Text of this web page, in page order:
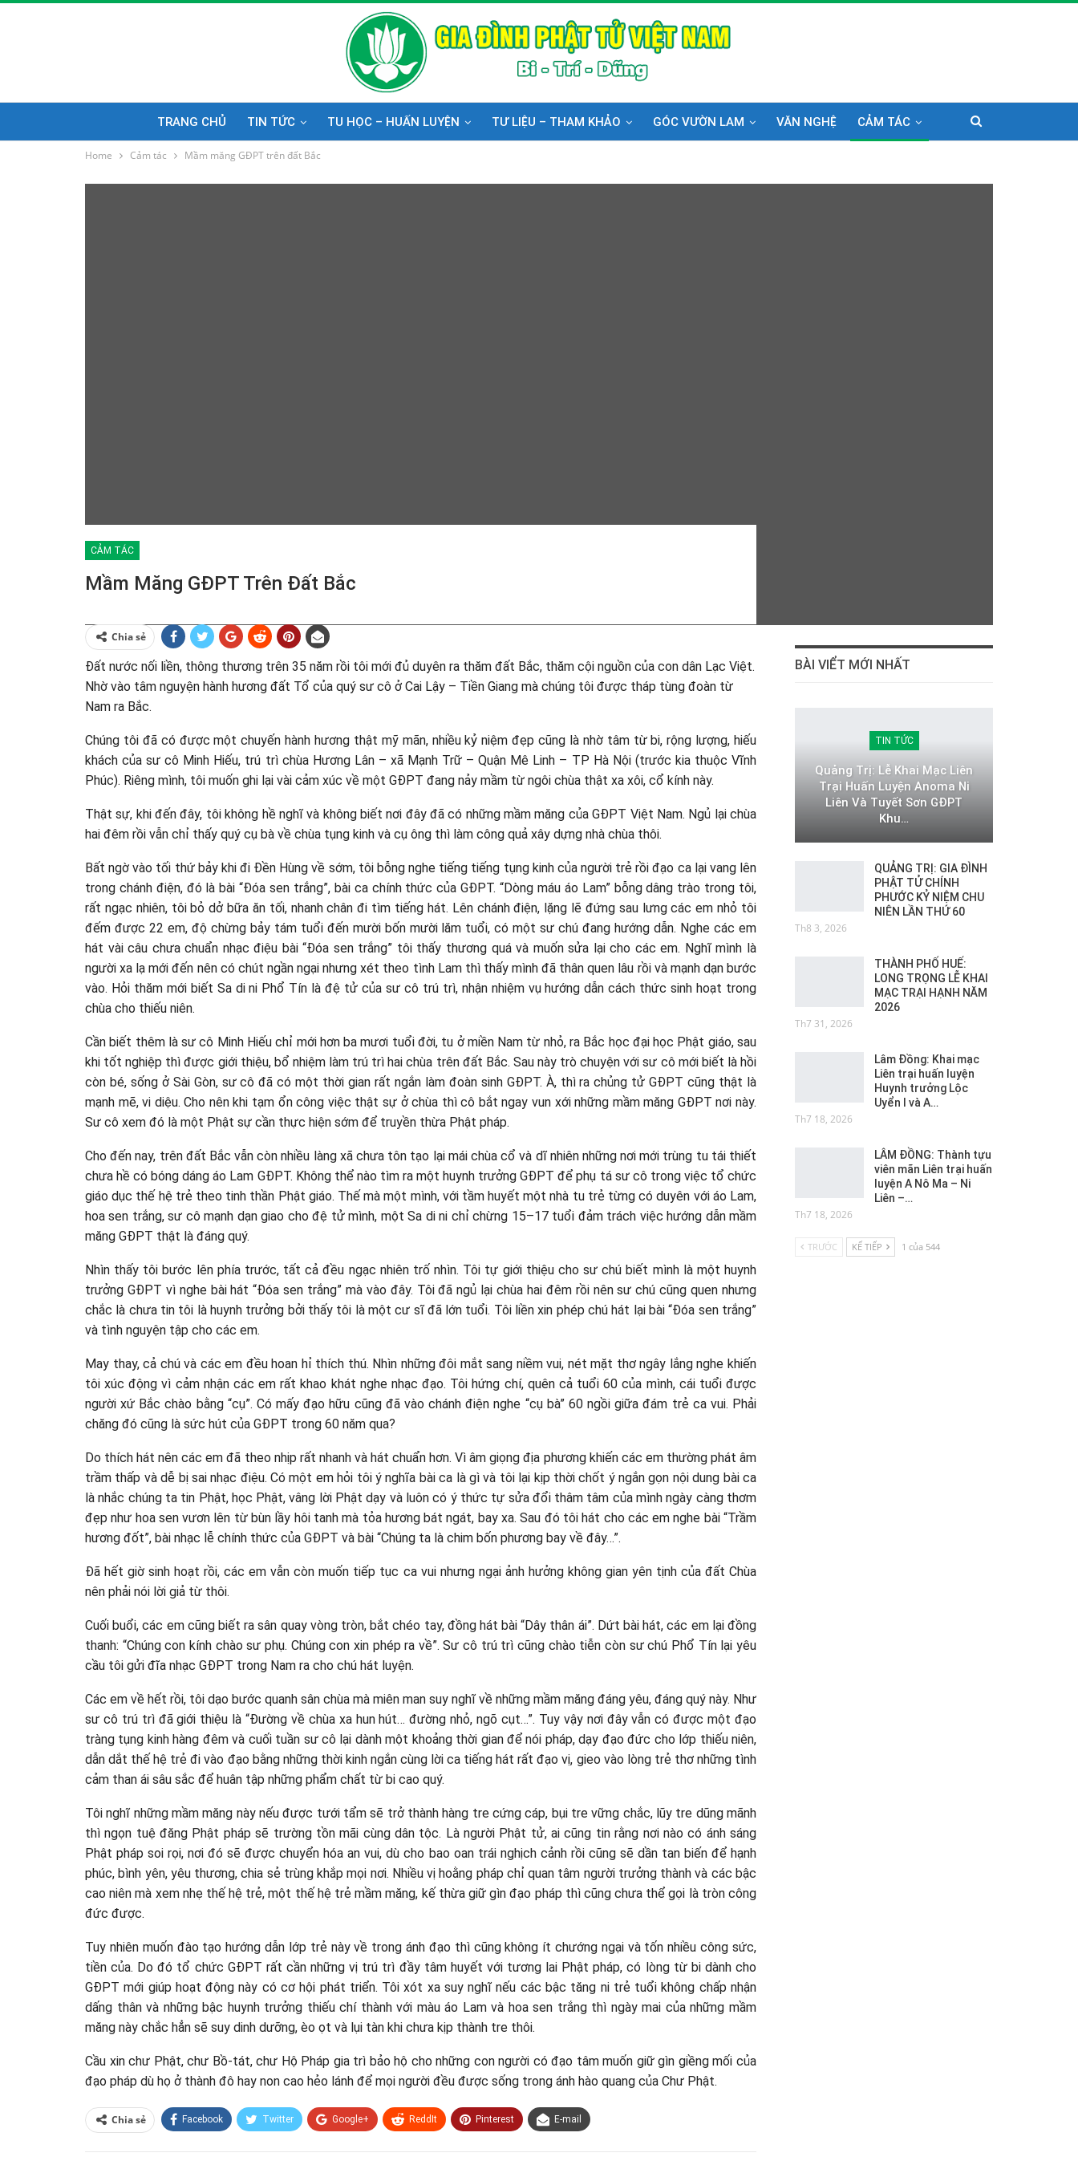
TRANG CHỦ TIN TỨC TU HỌC – HUẤN LUYỆN TƯ LIỆU – THAM KHẢO GÓC VƯỜN LAM VĂN NGHỆ CẢM TÁC
Home Cảm tác Mầm măng GĐPT trên đất Bắc
CẢM TÁC
Mầm Măng GĐPT Trên Đất Bắc
Chia sẻ
Đất nước nối liền, thông thương trên 35 năm rồi tôi mới đủ duyên ra thăm đất Bắc, thăm cội nguồn của con dân Lạc Việt.
Nhờ vào tâm nguyện hành hương đất Tổ của quý sư cô ở Cai Lậy – Tiền Giang mà chúng tôi được tháp tùng đoàn từ
Nam ra Bắc.
Chúng tôi đã có được một chuyến hành hương thật mỹ mãn, nhiều kỷ niệm đẹp cũng là nhờ tâm từ bi, rộng lượng, hiếu
khách của sư cô Minh Hiếu, trú trì chùa Hương Lân – xã Mạnh Trữ – Quận Mê Linh – TP Hà Nội (trước kia thuộc Vĩnh
Phúc). Riêng mình, tôi muốn ghi lại vài cảm xúc về một GĐPT đang nảy mầm từ ngôi chùa thật xa xôi, cổ kính này.
Thật sự, khi đến đây, tôi không hề nghĩ và không biết nơi đây đã có những mầm măng của GĐPT Việt Nam. Ngủ lại chùa
hai đêm rồi vẫn chỉ thấy quý cụ bà về chùa tụng kinh và cụ ông thì làm công quả xây dựng nhà chùa thôi.
Bất ngờ vào tối thứ bảy khi đi Đền Hùng về sớm, tôi bỗng nghe tiếng tiếng tụng kinh của người trẻ rồi đạo ca lại vang lên
trong chánh điện, đó là bài “Đóa sen trắng”, bài ca chính thức của GĐPT. “Dòng máu áo Lam” bỗng dâng trào trong tôi,
rất ngạc nhiên, tôi bỏ dở bữa ăn tối, nhanh chân đi tìm tiếng hát. Lên chánh điện, lặng lẽ đứng sau lưng các em nhỏ tôi
đếm được 22 em, độ chừng bảy tám tuổi đến mười bốn mười lăm tuổi, có một sư chú đang hướng dẫn. Nghe các em
hát vài câu chưa chuẩn nhạc điệu bài “Đóa sen trắng” tôi thấy thương quá và muốn sửa lại cho các em. Nghĩ mình là
người xa lạ mới đến nên có chút ngần ngại nhưng xét theo tình Lam thì thấy mình đã thân quen lâu rồi và mạnh dạn bước
vào. Hỏi thăm mới biết Sa di ni Phổ Tín là đệ tử của sư cô trú trì, nhận nhiệm vụ hướng dẫn cách thức sinh hoạt trong
chùa cho thiếu niên.
Cần biết thêm là sư cô Minh Hiếu chỉ mới hơn ba mươi tuổi đời, tu ở miền Nam từ nhỏ, ra Bắc học đại học Phật giáo, sau
khi tốt nghiệp thì được giới thiệu, bổ nhiệm làm trú trì hai chùa trên đất Bắc. Sau này trò chuyện với sư cô mới biết là hồi
còn bé, sống ở Sài Gòn, sư cô đã có một thời gian rất ngắn làm đoàn sinh GĐPT. À, thì ra chủng tử GĐPT cũng thật là
mạnh mẽ, vi diệu. Cho nên khi tạm ổn công việc thật sự ở chùa thì cô bắt ngay vun xới những mầm măng GĐPT nơi này.
Sư cô xem đó là một Phật sự cần thực hiện sớm để truyền thừa Phật pháp.
Cho đến nay, trên đất Bắc vẫn còn nhiều làng xã chưa tôn tạo lại mái chùa cổ và dĩ nhiên những nơi mới trùng tu tái thiết
chưa hề có bóng dáng áo Lam GĐPT. Không thể nào tìm ra một huynh trưởng GĐPT để phụ tá sư cô trong việc tổ chức
giáo dục thế hệ trẻ theo tinh thần Phật giáo. Thế mà một mình, với tầm huyết một nhà tu trẻ từng có duyên với áo Lam,
hoa sen trắng, sư cô mạnh dạn giao cho đệ tử mình, một Sa di ni chỉ chừng 15–17 tuổi đảm trách việc hướng dẫn mầm
măng GĐPT thật là đáng quý.
Nhìn thấy tôi bước lên phía trước, tất cả đều ngạc nhiên trố nhìn. Tôi tự giới thiệu cho sư chú biết mình là một huynh
trưởng GĐPT vì nghe bài hát “Đóa sen trắng” mà vào đây. Tôi đã ngủ lại chùa hai đêm rồi nên sư chú cũng quen nhưng
chắc là chưa tin tôi là huynh trưởng bởi thấy tôi là một cư sĩ đã lớn tuổi. Tôi liền xin phép chú hát lại bài “Đóa sen trắng”
và tình nguyện tập cho các em.
May thay, cả chú và các em đều hoan hỉ thích thú. Nhìn những đôi mắt sang niềm vui, nét mặt thơ ngây lắng nghe khiến
tôi xúc động vì cảm nhận các em rất khao khát nghe nhạc đạo. Tôi hứng chí, quên cả tuổi 60 của mình, cái tuổi được
người xứ Bắc chào bằng “cụ”. Có mấy đạo hữu cũng đã vào chánh điện nghe “cụ bà” 60 ngồi giữa đám trẻ ca vui. Phải
chăng đó cũng là sức hút của GĐPT trong 60 năm qua?
Do thích hát nên các em đã theo nhịp rất nhanh và hát chuẩn hơn. Vì âm giọng địa phương khiến các em thường phát âm
trầm thấp và dễ bị sai nhạc điệu. Có một em hỏi tôi ý nghĩa bài ca là gì và tôi lại kịp thời chốt ý ngắn gọn nội dung bài ca
là nhắc chúng ta tin Phật, học Phật, vâng lời Phật dạy và luôn có ý thức tự sửa đổi thâm tâm của mình ngày càng thơm
đẹp như hoa sen vươn lên từ bùn lầy hôi tanh mà tỏa hương bát ngát, bay xa. Sau đó tôi hát cho các em nghe bài “Trầm
hương đốt”, bài nhạc lễ chính thức của GĐPT và bài “Chúng ta là chim bốn phương bay về đây…”.
Đã hết giờ sinh hoạt rồi, các em vẫn còn muốn tiếp tục ca vui nhưng ngại ảnh hưởng không gian yên tịnh của đất Chùa
nên phải nói lời giả từ thôi.
Cuối buổi, các em cũng biết ra sân quay vòng tròn, bắt chéo tay, đồng hát bài “Dây thân ái”. Dứt bài hát, các em lại đồng
thanh: “Chúng con kính chào sư phụ. Chúng con xin phép ra về”. Sư cô trú trì cũng chào tiễn còn sư chú Phổ Tín lại yêu
cầu tôi gửi đĩa nhạc GĐPT trong Nam ra cho chú hát luyện.
Các em về hết rồi, tôi dạo bước quanh sân chùa mà miên man suy nghĩ về những mầm măng đáng yêu, đáng quý này. Như
sư cô trú trì đã giới thiệu là “Đường về chùa xa hun hút… đường nhỏ, ngõ cụt…”. Tuy vậy nơi đây vẫn có được một đạo
tràng tụng kinh hàng đêm và cuối tuần sư cô lại dành một khoảng thời gian để nói pháp, dạy đạo đức cho lớp thiếu niên,
dẫn dắt thế hệ trẻ đi vào đạo bằng những thời kinh ngắn cùng lời ca tiếng hát rất đạo vị, gieo vào lòng trẻ thơ những tình
cảm than ái sâu sắc để huân tập những phẩm chất từ bi cao quý.
Tôi nghĩ những mầm măng này nếu được tưới tẩm sẽ trở thành hàng tre cứng cáp, bụi tre vững chắc, lũy tre dũng mãnh
thì ngọn tuệ đăng Phật pháp sẽ trường tồn mãi cùng dân tộc. Là người Phật tử, ai cũng tin rằng nơi nào có ánh sáng
Phật pháp soi rọi, nơi đó sẽ được chuyển hóa an vui, dù cho bao oan trái nghịch cảnh rồi cũng sẽ dần tan biến để hạnh
phúc, bình yên, yêu thương, chia sẻ trùng khắp mọi nơi. Nhiều vị hoằng pháp chỉ quan tâm người trưởng thành và các bậc
cao niên mà xem nhẹ thế hệ trẻ, một thế hệ trẻ mầm măng, kế thừa giữ gìn đạo pháp thì cũng chưa thể gọi là tròn công
đức được.
Tuy nhiên muốn đào tạo hướng dẫn lớp trẻ này về trong ánh đạo thì cũng không ít chướng ngại và tốn nhiều công sức,
tiền của. Do đó tổ chức GĐPT rất cần những vị trú trì đầy tâm huyết với tương lai Phật pháp, có lòng từ bi dành cho
GĐPT mới giúp hoạt động này có cơ hội phát triển. Tôi xót xa suy nghĩ nếu các bậc tăng ni trẻ tuổi không chấp nhận
dấng thân và những bậc huynh trưởng thiếu chí thành với màu áo Lam và hoa sen trắng thì ngày mai của những mầm
măng này chắc hẳn sẽ suy dinh dưỡng, èo ọt và lụi tàn khi chưa kịp thành tre thôi.
Cầu xin chư Phật, chư Bồ-tát, chư Hộ Pháp gia trì bảo hộ cho những con người có đạo tâm muốn giữ gìn giềng mối của
đạo pháp dù họ ở thành đô hay non cao hẻo lánh để mọi người đều được sống trong ánh hào quang của Chư Phật.
Chia sẻ Facebook Twitter Google+ ReddIt Pinterest E-mail
BÀI VIỂT MỚI NHẤT
TIN TỨC
Quảng Trị: Lễ Khai Mạc Liên
Trại Huấn Luyện Anoma Ni
Liên Và Tuyết Sơn GĐPT
Khu…
QUẢNG TRỊ: GIA ĐÌNH
PHẬT TỬ CHÍNH
PHƯỚC KỶ NIỆM CHU
NIÊN LẦN THỨ 60
Th8 3, 2026
THÀNH PHỐ HUẾ:
LONG TRỌNG LỄ KHAI
MẠC TRẠI HẠNH NĂM
2026
Th7 31, 2026
Lâm Đồng: Khai mạc
Liên trại huấn luyện
Huynh trưởng Lộc
Uyển I và A…
Th7 18, 2026
LÂM ĐỒNG: Thành tựu
viên mãn Liên trại huấn
luyện A Nô Ma – Ni
Liên –…
Th7 18, 2026
TRƯỚC KẾ TIẾP 1 của 544